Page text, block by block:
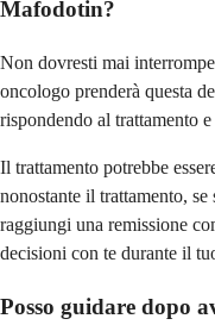
Mafodotin?
Non dovresti mai
oncologo prenderà questa
rispondendo al trattamento
Il trattamento potrebbe
nonostante il trattamento,
raggiungi una remissione
decisioni con te durante il
Posso guidare dopo